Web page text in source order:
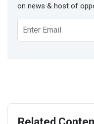
on news & host of